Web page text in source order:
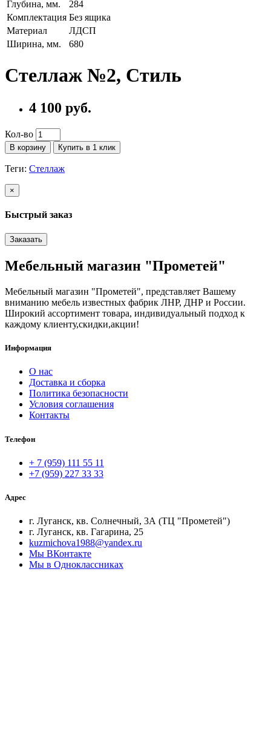
Глубина, мм.
284
Комплектация Без ящика
Материал
ЛДСП
Ширина, мм.
680
Стеллаж №2, Стиль
4 100 руб.
Кол-во
В корзину Купить в 1 клик
Теги: Стеллаж
×
Быстрый заказ
Заказать
Мебельный магазин "Прометей"
Мебельный магазин "Прометей", представляет Вашему
вниманию мебель известных фабрик ЛНР, ДНР и России.
Широкий ассортимент товара, индивидуальный подход к
каждому клиенту,скидки,акции!
Информация
О нас
Доставка и сборка
Политика безопасности
Условия соглашения
Контакты
Телефон
+ 7 (959) 111 55 11
+7 (959) 227 33 33
Адрес
г. Луганск, кв. Солнечный, 3А (ТЦ "Прометей")
г. Луганск, кв. Гагарина, 25
kuzmichova1988@yandex.ru
Мы ВКонтакте
Мы в Одноклассниках